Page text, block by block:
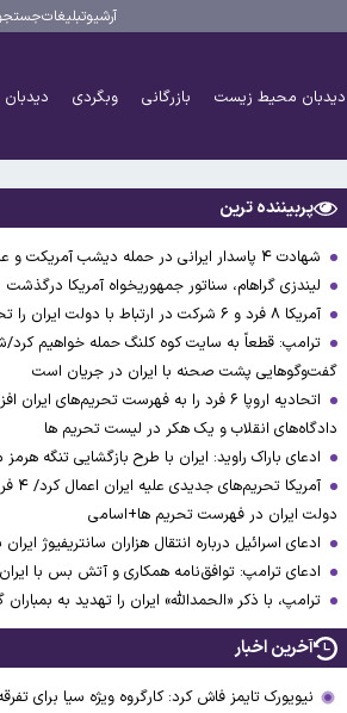
آرشیوتبلیغات
دیدبان محیط زیست بازرگانی وبگردی دیدبان
پربیننده ترین
شهادت ۴ پاسدار ایرانی در حمله دیشب آمریکت و عربستان به عراق
لیندزی گراهام، سناتور جمهوریخواه آمریکا درگذشت
آمریکا ۸ فرد و ۶ شرکت در ارتباط با دولت ایران را تحریم کرد
ترامپ: قطعاً به سایت کوه کلنگ حمله خواهیم کرد/
گفت‌وگوهایی پشت صحنه با ایران در جریان است
اتحادیه اروپا ۶ فرد را به فهرست تحریم‌های
دادگاه‌های انقلاب و یک هکر در لیست تحریم ها
ادعای باراک راوید: ایران با طرح بازگشایی تنگه
دولت ایران در فهرست تحریم ها+اسامی
ادعای اسرائیل درباره انتقال هزاران سانتریفیوژ
ادعای ترامپ: توافق‌نامه همکاری و آتش بس با
ترامپ، با ذکر «الحمدالله» ایران را تهدید به
آخرین اخبار
نیویورک تایمز فاش کرد: کارگروه ویژه سیا برای